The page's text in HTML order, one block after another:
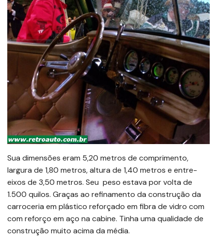
Sua dimensões eram 5,20 metros de comprimento,
largura de 1,80 metros, altura de 1,40 metros e entre-
eixos de 3,50 metros. Seu peso estava por volta de
1.500 quilos. Graças ao refinamento da construção da
carroceria em plástico reforçado em fibra de vidro com
com reforço em aço na cabine. Tinha uma qualidade de
construção muito acima da média.